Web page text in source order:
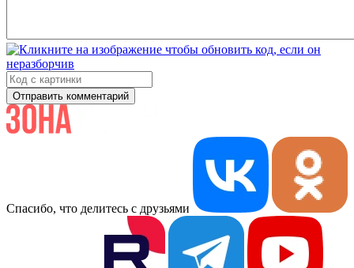
Отправить комментарий
Спасибо, что делитесь с друзьями